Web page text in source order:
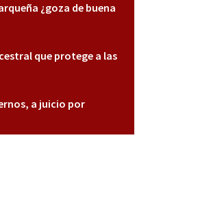
¿goza de buena
que protege a las
a juicio por